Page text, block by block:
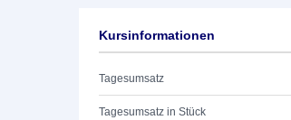
Kursinformationen
Tagesumsatz
Tagesumsatz in Stück